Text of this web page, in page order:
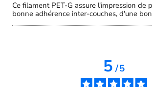
Ce filament PET-G assure l'impression
bonne adhérence inter-couches, d'une
5/5